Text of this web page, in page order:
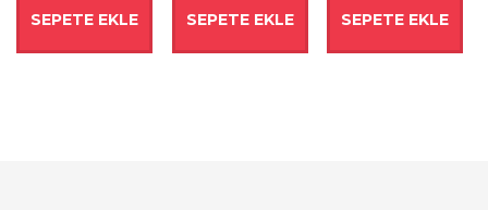
SEPETE EKLE SEPETE EKLE SEPETE EKLE